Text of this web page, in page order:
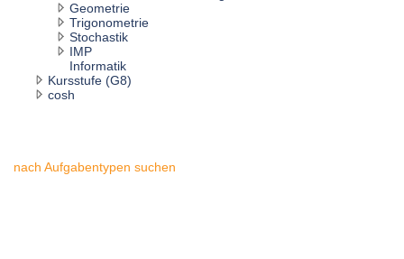
Geometrie
Trigonometrie
Stochastik
IMP
Informatik
Kursstufe (G8)
cosh
nach Aufgabentypen suchen